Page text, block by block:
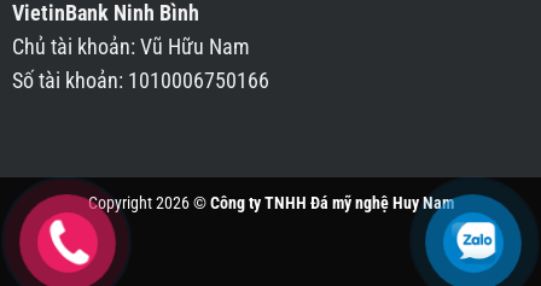
VietinBank Ninh Bình
Chủ tài khoản: Vũ Hữu Nam
Số tài khoản: 1010006750166
Copyright 2026 ©Công ty TNHH Đá mỹ nghệ Huy Nam